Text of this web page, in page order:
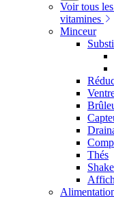
Voir tous
vitamines
Minceur
Thés